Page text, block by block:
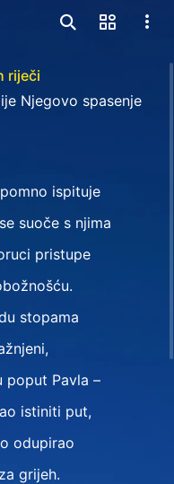
riječi
Njegovo spasenje
ispituje
suoče s njima
pristupe
stopama
poput Pavla –
istiniti put,
odupirao
grijeh.